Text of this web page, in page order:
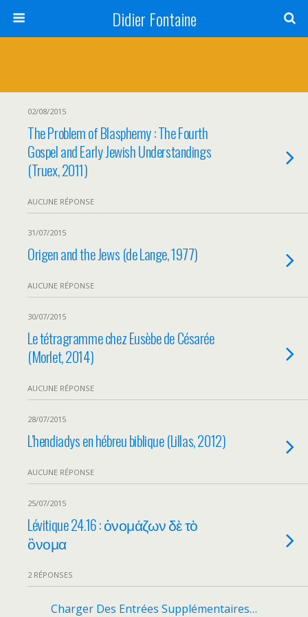
Didier Fontaine
02/08/2015
The Problem of Blasphemy : The Fourth
Gospel and Early Jewish Understandings
(Truex, 2011)
AUCUNE RÉPONSE
31/07/2015
Origen and the Jews (de Lange, 1977)
AUCUNE RÉPONSE
30/07/2015
Le tétragramme chez Eusèbe de Césarée
(Morlet, 2014)
AUCUNE RÉPONSE
28/07/2015
L’hendiadys en hébreu biblique (Lillas, 2012)
AUCUNE RÉPONSE
25/07/2015
Lévitique 24.16 : ὀνομάζων δὲ τὸ
ὂνομα
2 RÉPONSES
Charger Des Entrées Supplémentaires…